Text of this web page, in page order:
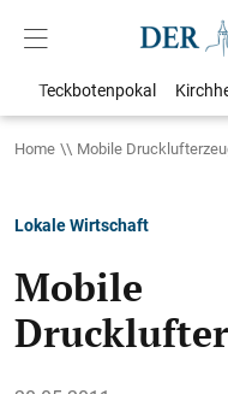
Teckbotenpokal
Home Mobile
Lokale Wirtschaft
Mobile